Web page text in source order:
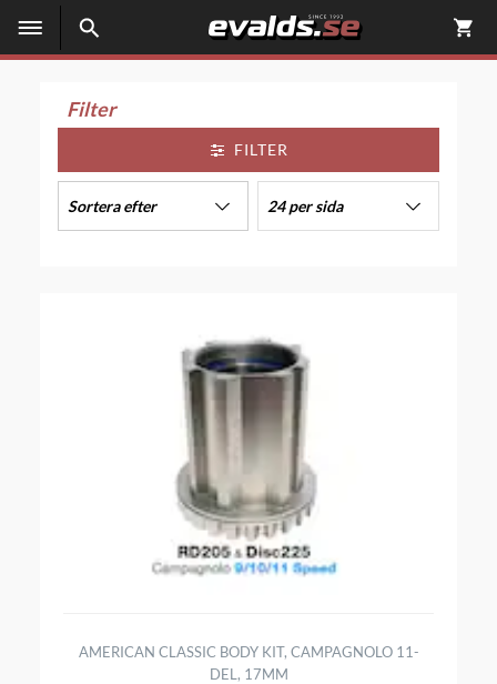
Filter
FILTER
Sortera efter 24 per sida
AMERICAN CLASSIC BODY KIT, CAMPAGNOLO 11-
DEL, 17MM